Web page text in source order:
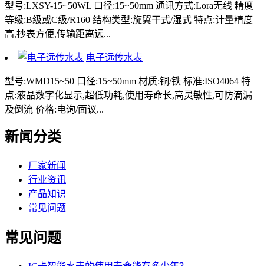
型号:LXSY-15~50WL 口径:15~50mm 通讯方式:Lora无线 精度
等级:B级或C级/R160 结构类型:旋翼干式/湿式 特点:计量精度
高,抄表方便,传输距离远...
电子远传水表
型号:WMD15~50 口径:15~50mm 材质:铜/铁 标准:ISO4064 特
点:液晶数字化显示,超低功耗,使用寿命长,高灵敏性,可防滴漏
及倒流 价格:电询/面议...
新闻分类
厂家新闻
行业资讯
产品知识
常见问题
常见问题